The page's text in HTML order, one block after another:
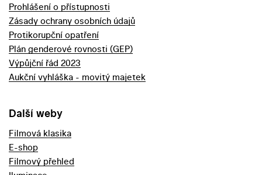
Prohlášení o přístupnosti
Zásady ochrany osobních údajů
Protikorupční opatření
Plán genderové rovnosti (GEP)
Výpůjční řád 2023
Aukční vyhláška - movitý majetek
Další weby
Filmová klasika
E-shop
Filmový přehled